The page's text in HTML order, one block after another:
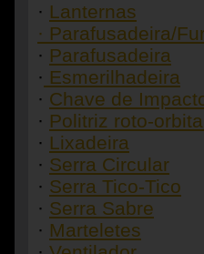
· Lanternas
· Parafusadeira/
· Parafusadeira
· Esmerilhadeira
· Chave de
· Politriz roto-
· Lixadeira
· Serra Circular
· Serra Tico-Tico
· Serra Sabre
· Marteletes